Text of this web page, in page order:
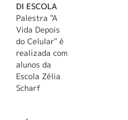
DI ESCOLA
Palestra "A
Vida Depois
do Celular" é
realizada com
alunos da
Escola Zélia
Scharf